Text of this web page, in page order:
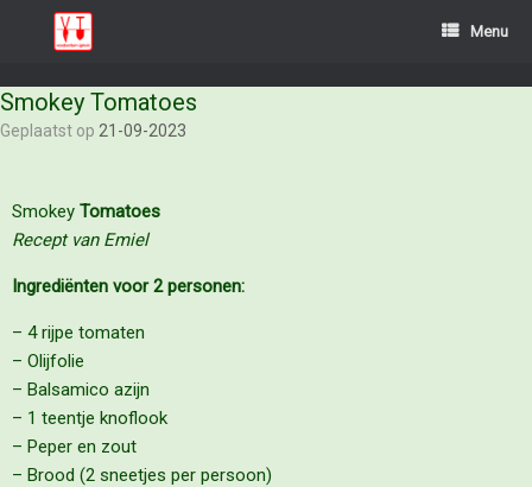
Menu
Smokey Tomatoes
Geplaatst op 21-09-2023
Smokey Tomatoes
Recept van Emiel
Ingrediënten voor 2 personen:
– 4 rijpe tomaten
– Olijfolie
– Balsamico azijn
– 1 teentje knoflook
– Peper en zout
– Brood (2 sneetjes per persoon)